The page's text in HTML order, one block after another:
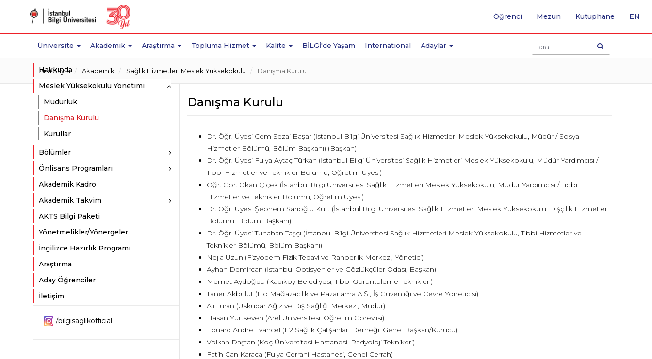
Üniversite Akademik Araştırma Topluma Hizmet Kalite BİLGİ'de Yaşam International Adaylar
Öğrenci Mezun Kütüphane EN
Ana Sayfa Akademik Sağlık Hizmetleri Meslek Yüksekokulu Danışma Kurulu
Hakkında
Meslek Yüksekokulu Yönetimi
Müdürlük
Danışma Kurulu
Kurullar
Bölümler
Önlisans Programları
Akademik Kadro
Akademik Takvim
AKTS Bilgi Paketi
Yönetmelikler/Yönergeler
İngilizce Hazırlık Programı
Araştırma
Aday Öğrenciler
İletişim
/bilgisaglikofficial
Danışma Kurulu
Dr. Öğr. Üyesi Cem Sezai Başar (İstanbul Bilgi Üniversitesi Sağlık Hizmetleri Meslek Yüksekokulu, Müdür / Sosyal
Hizmetler Bölümü, Bölüm Başkanı) (Başkan)
Dr. Öğr. Üyesi Fulya Aytaç Türkan (İstanbul Bilgi Üniversitesi Sağlık Hizmetleri Meslek Yüksekokulu, Müdür Yardımcısı /
Tıbbi Hizmetler ve Teknikler Bölümü, Öğretim Üyesi)
Öğr. Gör. Okan Çiçek (İstanbul Bilgi Üniversitesi Sağlık Hizmetleri Meslek Yüksekokulu, Müdür Yardımcısı / Tıbbi
Hizmetler ve Teknikler Bölümü, Öğretim Üyesi)
Dr. Öğr. Üyesi Şebnem Sarıoğlu Kurt (İstanbul Bilgi Üniversitesi Sağlık Hizmetleri Meslek Yüksekokulu, Dişçilik Hizmetleri
Bölümü, Bölüm Başkanı)
Dr. Öğr. Üyesi Tunahan Taşçı (İstanbul Bilgi Üniversitesi Sağlık Hizmetleri Meslek Yüksekokulu, Tıbbi Hizmetler ve
Teknikler Bölümü, Bölüm Başkanı)
Nejla Uzun (Fizyodem Fizik Tedavi ve Rahberlik Merkezi, Yönetici)
Ayhan Demircan (İstanbul Optisyenler ve Gözlükçüler Odası, Başkan)
Memet Aydoğdu (Kadıköy Belediyesi, Tıbbı Görüntüleme Teknikleri)
Taner Akbulut (Flo Mağazacılık ve Pazarlama A.Ş., İş Güvenliği ve Çevre Yöneticisi)
Ali Turan (Üsküdar Ağız ve Diş Sağlığı Merkezi, Müdür)
Hasan Yurtseven (Arel Üniversitesi, Öğretim Görevlisi)
Eduard Andrei Ivancel (112 Sağlık Çalışanları Derneği, Genel Başkan/Kurucu)
Volkan Daştan (Koç Üniversitesi Hastanesi, Radyoloji Teknikeri)
Fatih Can Karaca (Fulya Cerrahi Hastanesi, Genel Cerrah)